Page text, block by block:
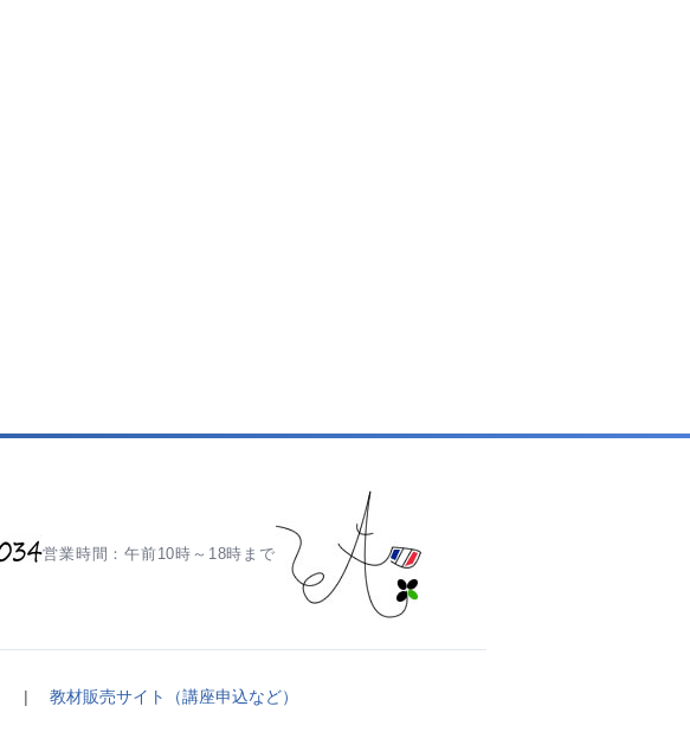
営業時間：午前10時～18時まで
| 教材販売サイト（講座申込など）